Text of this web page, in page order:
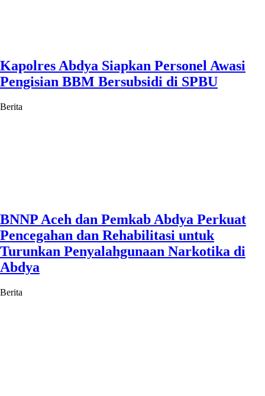
Kapolres Abdya Siapkan Personel Awasi
Pengisian BBM Bersubsidi di SPBU
Berita
BNNP Aceh dan Pemkab Abdya Perkuat
Pencegahan dan Rehabilitasi untuk
Turunkan Penyalahgunaan Narkotika di
Abdya
Berita